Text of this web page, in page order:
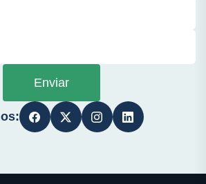
Enviar